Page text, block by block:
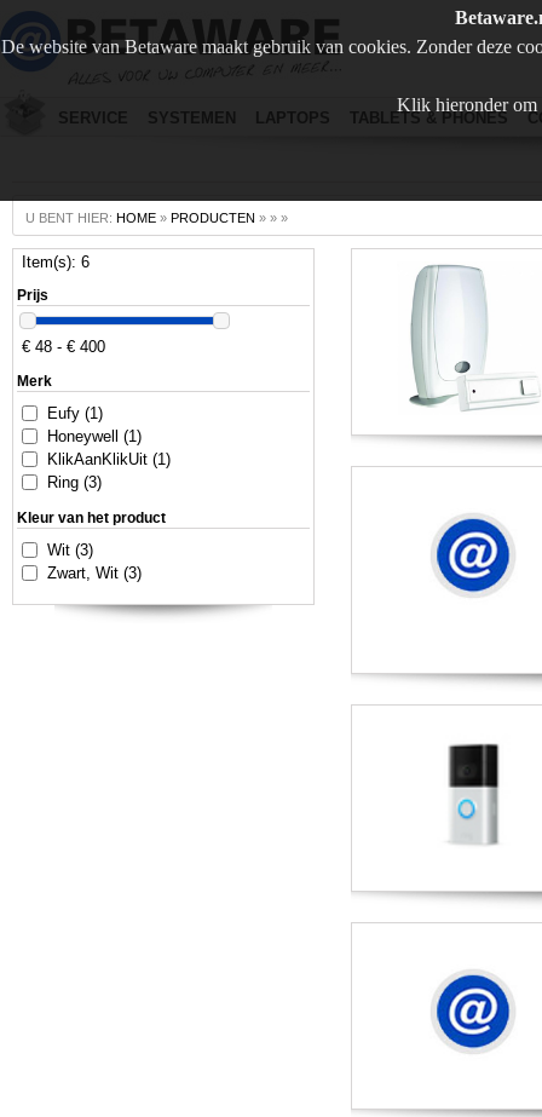
De website van Betaware maakt gebruik van cookies. Zonder deze
Klik hieronder om
SERVICE SYSTEMEN LAPTOPS TABLETS & PHONES
U BENT HIER: HOME » PRODUCTEN » » »
Item(s): 6
Prijs
€ 48 - € 400
Merk
Eufy (1)
Honeywell (1)
KlikAanKlikUit (1)
Ring (3)
Kleur van het product
Wit (3)
Zwart, Wit (3)